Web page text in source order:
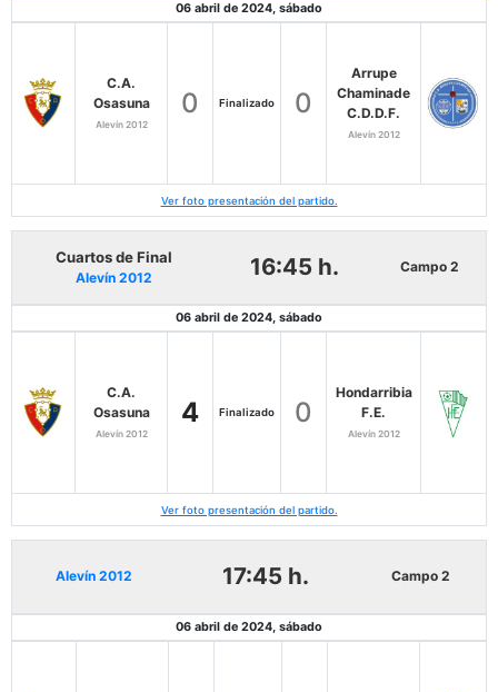
06 abril de 2024, sábado
C.A.
Osasuna
Alevín 2012
0 Finalizado 0
Arrupe
Chaminade
C.D.D.F.
Alevín 2012
Ver foto presentación del partido.
Cuartos de Final
Alevín 2012 16:45 h. Campo 2
06 abril de 2024, sábado
C.A.
Osasuna
Alevín 2012
4 Finalizado 0
Hondarribia
F.E.
Alevín 2012
Ver foto presentación del partido.
Alevín 2012 17:45 h. Campo 2
06 abril de 2024, sábado